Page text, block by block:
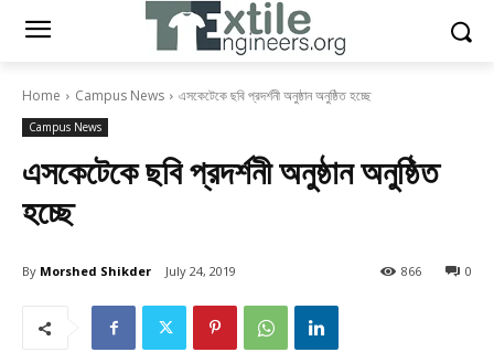
Home Campus News এসকেটেকে ছবি প্রদর্শনী অনুষ্ঠান অনুষ্ঠিত হচ্ছে
Campus News
এসকেটেকে ছবি প্রদর্শনী অনুষ্ঠান অনুষ্ঠিত
হচ্ছে
By Morshed Shikder July 24, 2019 0
866